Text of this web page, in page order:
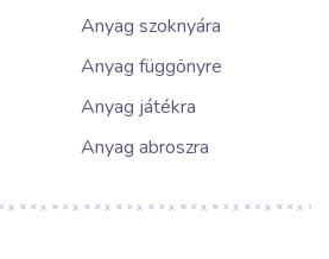
Anyag szoknyára
Anyag függönyre
Anyag játékra
Anyag abroszra